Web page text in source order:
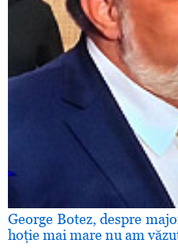
George Botez, despre
hoţie mai mare nu am